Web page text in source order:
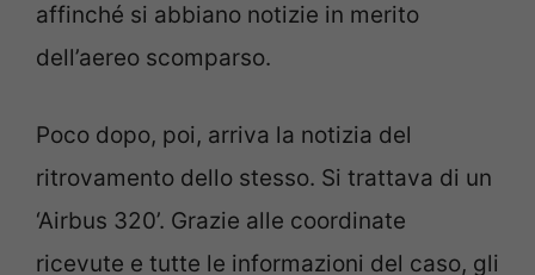
affinché si abbiano notizie in merito
dell’aereo scomparso.
Poco dopo, poi, arriva la notizia del
ritrovamento dello stesso. Si trattava di un
‘Airbus 320’. Grazie alle coordinate
ricevute e tutte le informazioni del caso, gli